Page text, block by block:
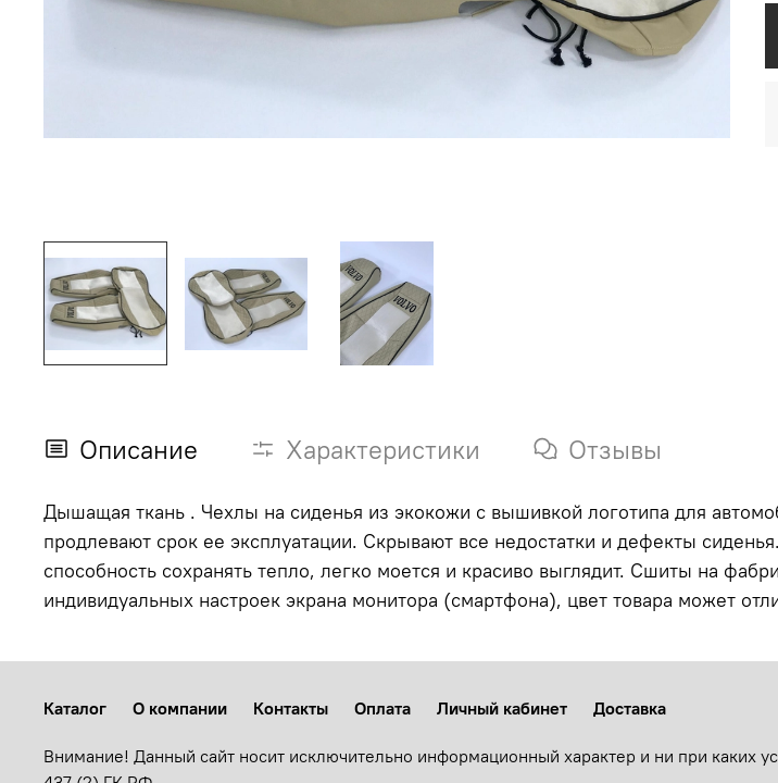
Описание Характеристики Отзывы
Дышащая ткань . Чехлы на сиденья из экокожи с вышивкой логотипа для
продлевают срок ее эксплуатации. Скрывают все недостатки и дефекты
способность сохранять тепло, легко моется и красиво выглядит. Сшиты на
индивидуальных настроек экрана монитора (смартфона), цвет товара может
Каталог О компании Контакты Оплата Личный кабинет Доставка
Внимание! Данный сайт носит исключительно информационный характер и ни при каких